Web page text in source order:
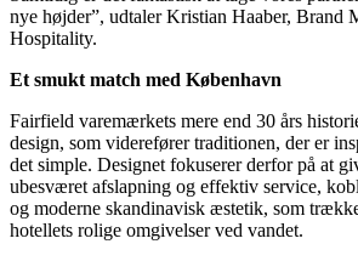
nye højder”, udtaler Kristian Haaber, Brand
Hospitality.
Et smukt match med København
Fairfield varemærkets mere end 30 års
design, som viderefører traditionen, der er
det simple. Designet fokuserer derfor på at
ubesværet afslapning og effektiv service,
og moderne skandinavisk æstetik, som
hotellets rolige omgivelser ved vandet.